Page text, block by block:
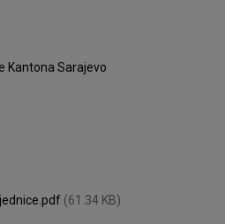
Kantona Sarajevo
(61.34 KB)